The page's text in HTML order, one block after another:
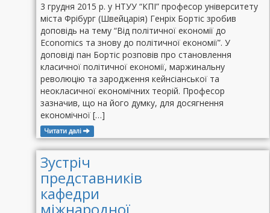
3 грудня 2015 р. у НТУУ “КПІ” професор університету
міста Фрібург (Швейцарія) Генріх Бортіс зробив
доповідь на тему “Від політичної економії до
Economics та знову до політичної економії”. У
доповіді пан Бортіс розповів про становлення
класичної політичної економії, маржинальну
революцію та зародження кейнсіанської та
неокласичної економічних теорій. Професор
зазначив, що на його думку, для досягнення
економічної […]
Читати далі
Зустріч
представників
кафедри